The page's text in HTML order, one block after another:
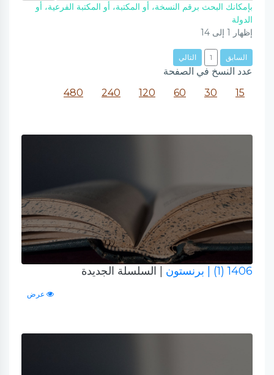
بإمكانك البحث برقم النسخة، أو المكتبة، أو المكتبة الفرعية، أو
الدولة
إظهار 1 إلى 14
السابق 1 التالي
عدد النسخ في الصفحة
15
30
60
120
240
480
1406 (1) | برنستون | السلسلة الجديدة
عرض